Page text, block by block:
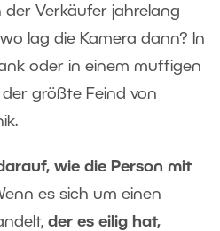
der Verkäufer jahrelang
lag die Kamera dann? In
oder in einem muffigen
der größte Feind von
wie die Person mit
es sich um einen
der es eilig hat,